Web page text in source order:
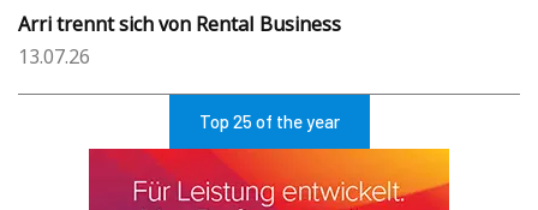
Arri trennt sich von Rental Business
13.07.26
Top 25 of the year